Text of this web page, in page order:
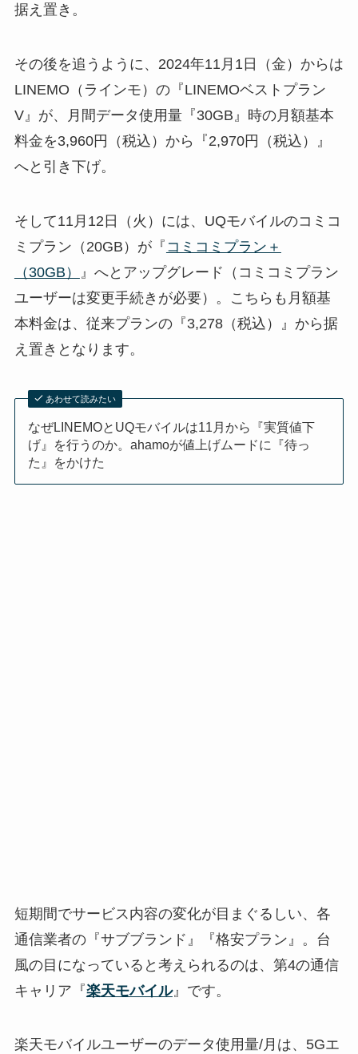
据え置き。
その後を追うように、2024年11月1日（金）からは
LINEMO（ラインモ）の『LINEMOベストプラン
V』が、月間データ使用量『30GB』時の月額基本
料金を3,960円（税込）から『2,970円（税込）』
へと引き下げ。
そして11月12日（火）には、UQモバイルのコミコ
ミプラン（20GB）が『 コミコミプラン＋
（30GB）
』へとアップグレード（コミコミプラン
ユーザーは変更手続きが必要）。こちらも月額基
本料金は、従来プランの『3,278（税込）』から据
え置きとなります。
あわせて読みたい
なぜLINEMOとUQモバイルは11月から『実質値下
げ』を行うのか。ahamoが値上げムードに『待っ
た』をかけた
短期間でサービス内容の変化が目まぐるしい、各
通信業者の『サブブランド』『格安プラン』。台
風の目になっていると考えられるのは、第4の通信
キャリア『楽天モバイル』です。
楽天モバイルユーザーのデータ使用量/月は、5Gエ